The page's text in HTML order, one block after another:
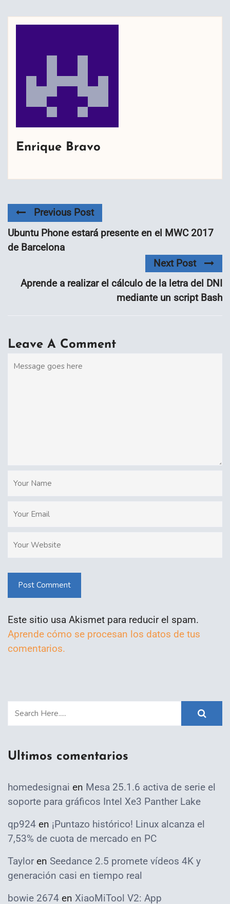
Enrique Bravo
Previous Post
Ubuntu Phone estará presente en el MWC 2017
de Barcelona
Next Post
Aprende a realizar el cálculo de la letra del DNI
mediante un script Bash
Leave A Comment
Post Comment
Este sitio usa Akismet para reducir el spam.
Aprende cómo se procesan los datos de tus
comentarios.
Ultimos comentarios
homedesignai en Mesa 25.1.6 activa de serie el
soporte para gráficos Intel Xe3 Panther Lake
qp924 en ¡Puntazo histórico! Linux alcanza el
7,53% de cuota de mercado en PC
Taylor en Seedance 2.5 promete vídeos 4K y
generación casi en tiempo real
bowie 2674 en XiaoMiTool V2: App